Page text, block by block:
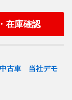
在庫確認
中古車 当社デモ